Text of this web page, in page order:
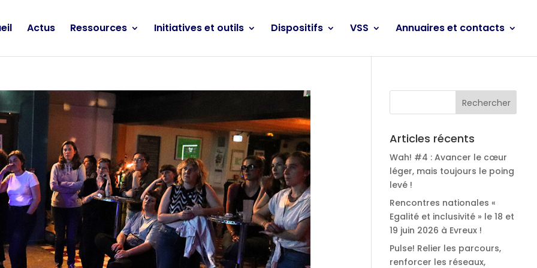
Actus Ressources Initiatives et outils Dispositifs VSS Annuaires et contacts
Articles récents
Wah! #4 : Avancer le cœur
léger, mais toujours le poing
levé !
Rencontres nationales «
Egalité et inclusivité » le 18 et
19 juin 2026 à Evreux !
Pulse! Relier les parcours,
renforcer les réseaux,